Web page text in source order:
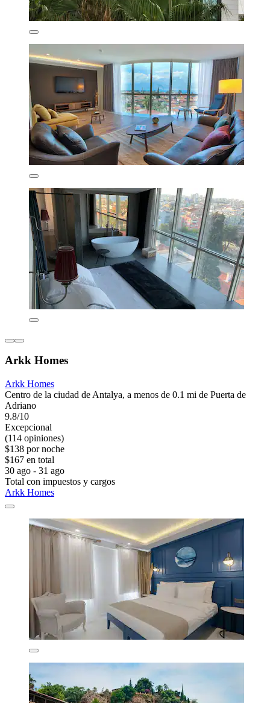
Arkk Homes
Arkk Homes
Centro de la ciudad de Antalya, a menos de 0.1 mi de Puerta de
Adriano
9.8/10
Excepcional
(114 opiniones)
$138 por noche
$167 en total
30 ago - 31 ago
Total con impuestos y cargos
Arkk Homes